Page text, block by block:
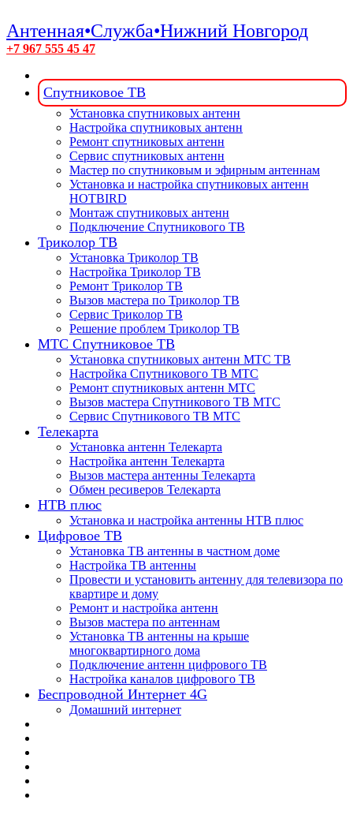
Антенная•Служба•Нижний Новгород
+7 967 555 45 47
Спутниковое ТВ
Установка спутниковых антенн
Настройка спутниковых антенн
Ремонт спутниковых антенн
Сервис спутниковых антенн
Мастер по спутниковым и эфирным антеннам
Установка и настройка спутниковых антенн
HOTBIRD
Монтаж спутниковых антенн
Подключение Спутникового ТВ
Триколор ТВ
Установка Триколор ТВ
Настройка Триколор ТВ
Ремонт Триколор ТВ
Вызов мастера по Триколор ТВ
Сервис Триколор ТВ
Решение проблем Триколор ТВ
МТС Спутниковое ТВ
Установка спутниковых антенн МТС ТВ
Настройка Спутникового ТВ МТС
Ремонт спутниковых антенн МТС
Вызов мастера Спутникового ТВ МТС
Сервис Спутникового ТВ МТС
Телекарта
Установка антенн Телекарта
Настройка антенн Телекарта
Вызов мастера антенны Телекарта
Обмен ресиверов Телекарта
НТВ плюс
Установка и настройка антенны НТВ плюс
Цифровое ТВ
Установка ТВ антенны в частном доме
Настройка ТВ антенны
Провести и установить антенну для телевизора по
квартире и дому
Ремонт и настройка антенн
Вызов мастера по антеннам
Установка ТВ антенны на крыше
многоквартирного дома
Подключение антенн цифрового ТВ
Настройка каналов цифрового ТВ
Беспроводной Интернет 4G
Домашний интернет